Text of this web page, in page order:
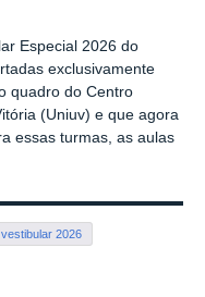
Especial 2026 do
exclusivamente
quadro do Centro
(Uniuv) e que agora
essas turmas, as aulas
vestibular 2026